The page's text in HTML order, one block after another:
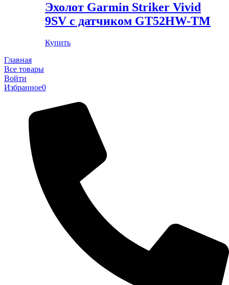
Эхолот Garmin Striker Vivid
9SV с датчиком GT52HW-TM
Купить
Главная
Все товары
Войти
Избранное0